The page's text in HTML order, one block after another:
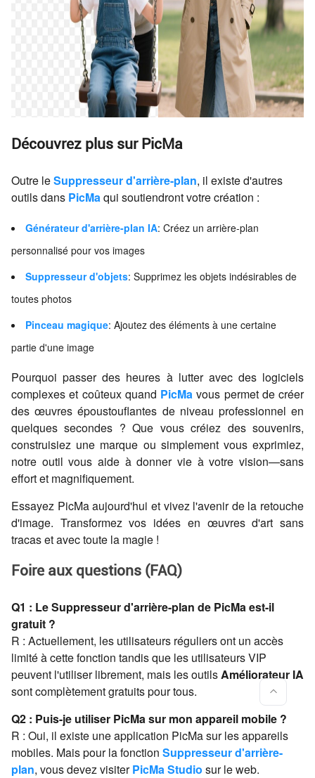
Découvrez plus sur PicMa
Outre leSuppresseur d'arrière-plan, il existe d'autres
outils dans PicMaqui soutiendront votre création :
Générateur d'arrière-plan IA: Créez un arrière-plan
personnalisé pour vos images
Suppresseur d'objets: Supprimez les objets indésirables de
toutes photos
Pinceau magique: Ajoutez des éléments à une certaine
partie d'une image
Pourquoi passer des heures à lutter avec des logiciels
complexes et coûteux quand PicMa vous permet de créer
des œuvres époustouflantes de niveau professionnel en
quelques secondes ? Que vous créiez des souvenirs,
construisiez une marque ou simplement vous exprimiez,
notre outil vous aide à donner vie à votre vision—sans
effort et magnifiquement.
Essayez PicMa aujourd'hui et vivez l'avenir de la retouche
d'image. Transformez vos idées en œuvres d'art sans
tracas et avec toute la magie !
Foire aux questions (FAQ)
Q1 : Le Suppresseur d'arrière-plan de PicMa est-il
gratuit ?
R : Actuellement, les utilisateurs réguliers ont un accès
limité à cette fonction tandis que les utilisateurs VIP
peuvent l'utiliser librement, mais les outilsAméliorateur IA
sont complètement gratuits pour tous.
Q2 : Puis-je utiliser PicMa sur mon appareil mobile ?
R : Oui, il existe une application PicMa sur les appareils
mobiles. Mais pour la fonction Suppresseur d'arrière-
plan, vous devez visiterPicMa Studio sur le web.